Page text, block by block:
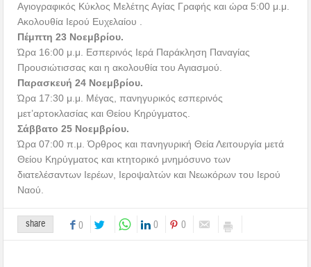
Αγιογραφικός Κύκλος Μελέτης Αγίας Γραφής και ώρα 5:00 μ.μ.
Ακολουθία Ιερού Ευχελαίου .
Πέμπτη 23 Νοεμβρίου.
Ώρα 16:00 μ.μ. Εσπερινός Ιερά Παράκληση Παναγίας
Προυσιώτισσας και η ακολουθία του Αγιασμού.
Παρασκευή 24 Νοεμβρίου.
Ώρα 17:30 μ.μ. Μέγας, πανηγυρικός εσπερινός
μετ’αρτοκλασίας και Θείου Κηρύγματος.
Σάββατο 25 Νοεμβρίου.
Ώρα 07:00 π.μ. Όρθρος και πανηγυρική Θεία Λειτουργία μετά
Θείου Κηρύγματος και κτητορικό μνημόσυνο των
διατελέσαντων Ιερέων, Ιεροψαλτών και Νεωκόρων του Ιερού
Ναού.
share 0 0 0